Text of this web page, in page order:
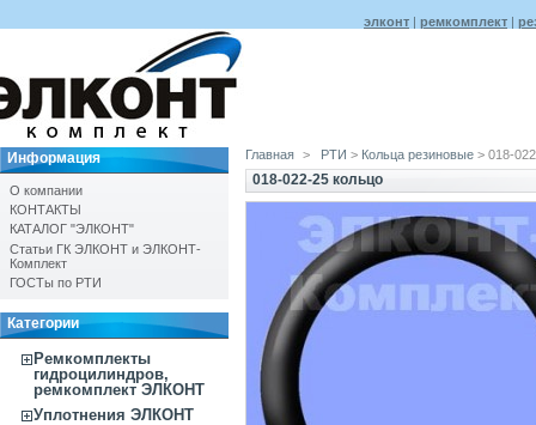
элконт | ремкомплект |
Информация
О компании
КОНТАКТЫ
КАТАЛОГ "ЭЛКОНТ"
Статьи ГК ЭЛКОНТ и ЭЛКОНТ-
Комплект
ГОСТы по РТИ
Категории
Ремкомплекты
гидроцилиндров,
ремкомплект ЭЛКОНТ
Уплотнения ЭЛКОНТ
Главная > РТИ > Кольца резиновые > 018-
018-022-25 кольцо